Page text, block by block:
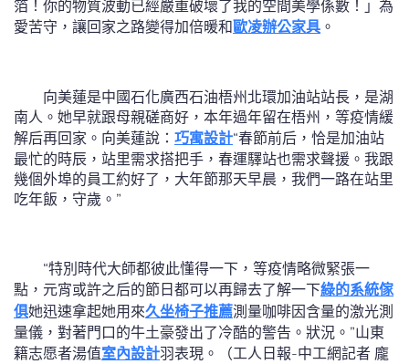
箔！你的物質波動已經嚴重破壞了我的空間美學係數！」為
愛苦守，讓回家之路變得加倍暖和歐凌辦公家具 。
向美蓮是中國石化廣西石油梧州北環加油站站長，是湖
南人。她早就跟母親磋商好，本年過年留在梧州，等疫情緩
解后再回家。向美蓮說： 巧寓設計“春節前后，恰是加油站
最忙的時辰，站里需求搭把手，春運驛站也需求聲援。我跟
幾個外埠的員工約好了，大年節那天早晨，我們一路在站里
吃年飯，守歲。”
“特別時代大師都彼此懂得一下，等疫情略微緊張一
點，元宵或許之后的節日都可以再歸去了解一下綠的系統傢
俱她迅速拿起她用來久坐椅子推薦測量咖啡因含量的激光測
量儀，對著門口的牛土豪發出了冷酷的警告。狀況。”山東
籍志愿者湯值室內設計羽表現。（工人日報-中工網記者 龐